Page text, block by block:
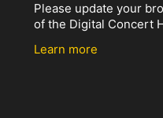
Please update your
of the Digital Concert
Learn more